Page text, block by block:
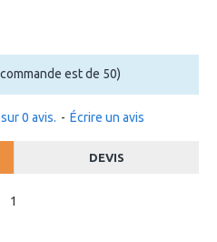
0 avis. - Écrire un avis
est de 50)
DEVIS
1